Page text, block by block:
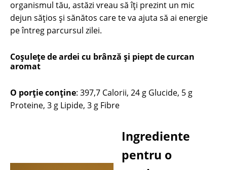
organismul tău, astăzi vreau să îți prezint un mic
dejun sățios și sănătos care te va ajuta să ai energie
pe întreg parcursul zilei.
Coşuleţe de ardei cu brânză şi piept de curcan
aromat
O porție conține: 397,7 Calorii, 24 g Glucide, 5 g
Proteine, 3 g Lipide, 3 g Fibre
Ingrediente
pentru o